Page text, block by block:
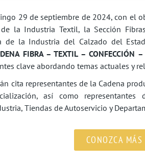
29 de septiembre de 2024, con el
la Industria Textil, la Sección
de la Industria del Calzado del
FIBRA – TEXTIL – CONFECCIÓN –
clave abordando temas actuales y
cita representantes de la Cadena
así como representantes
Tiendas de Autoservicio y
CONOZCA MÁS